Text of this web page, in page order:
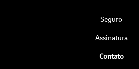
Seguro
Assinatura
Contato